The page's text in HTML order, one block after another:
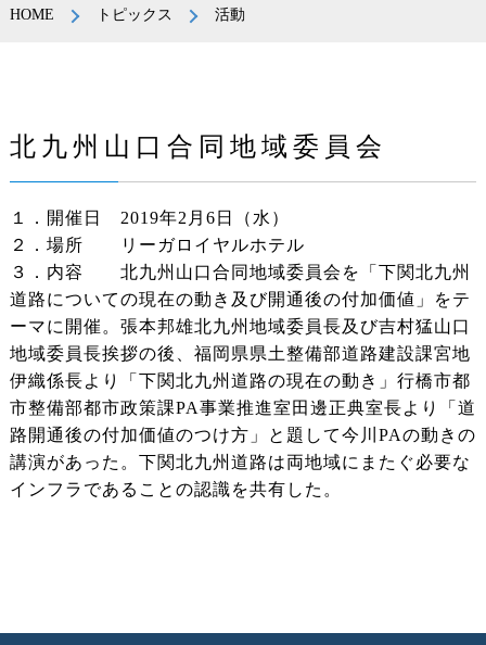
HOME トピックス 活動
北九州山口合同地域委員会
１．開催日 2019年2月6日（水）
２．場所 リーガロイヤルホテル
３．内容 北九州山口合同地域委員会を「下関北九州
道路についての現在の動き及び開通後の付加価値」をテ
ーマに開催。張本邦雄北九州地域委員長及び吉村猛山口
地域委員長挨拶の後、福岡県県土整備部道路建設課宮地
伊織係長より「下関北九州道路の現在の動き」行橋市都
市整備部都市政策課PA事業推進室田邊正典室長より「道
路開通後の付加価値のつけ方」と題して今川PAの動きの
講演があった。下関北九州道路は両地域にまたぐ必要な
インフラであることの認識を共有した。